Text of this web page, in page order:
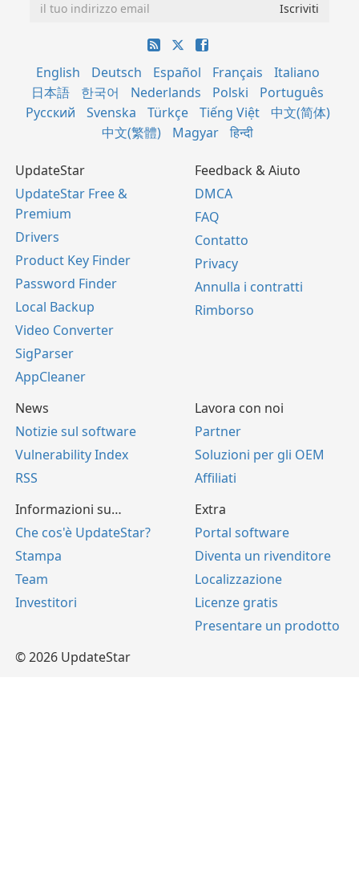
English Deutsch Español Français
Italiano
日本語
한국어 Nederlands Polski
Português
Русский
Svenska Türkçe Tiếng Việt
中文(简体)
中文(繁體)
Magyar हिन्दी
UpdateStar
UpdateStar Free &
Premium
Drivers
Product Key Finder
Password Finder
Local Backup
Video Converter
SigParser
AppCleaner
Feedback & Aiuto
DMCA
FAQ
Contatto
Privacy
Annulla i contratti
Rimborso
News
Notizie sul software
Vulnerability Index
RSS
Lavora con noi
Partner
Soluzioni per gli OEM
Affiliati
Informazioni su…
Che cos'è UpdateStar?
Stampa
Team
Investitori
Extra
Portal software
Diventa un rivenditore
Localizzazione
Licenze gratis
Presentare un prodotto
© 2026 UpdateStar